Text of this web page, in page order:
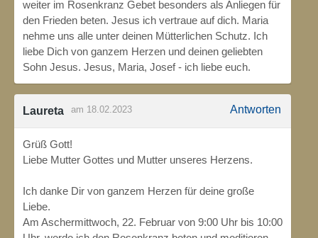
weiter im Rosenkranz Gebet besonders als Anliegen für
den Frieden beten. Jesus ich vertraue auf dich. Maria
nehme uns alle unter deinen Mütterlichen Schutz. Ich
liebe Dich von ganzem Herzen und deinen geliebten
Sohn Jesus. Jesus, Maria, Josef - ich liebe euch.
Laureta am 18.02.2023 Antworten
Grüß Gott!
Liebe Mutter Gottes und Mutter unseres Herzens.
Ich danke Dir von ganzem Herzen für deine große
Liebe.
Am Aschermittwoch, 22. Februar von 9:00 Uhr bis 10:00